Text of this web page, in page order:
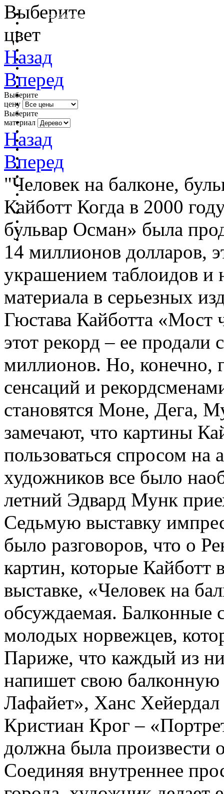
очистить фильтр цвета
Выберите
цвет
Назад
Вперед
Выберите
цену
Выберите
материал
Назад
Вперед
"Человек на балконе,
Кайботт Когда в 2000
бульвар Осман» была
14 миллионов долларов,
украшением таблоидов и
материала в серьезных
Гюстава Кайботта «Мост
этот рекорд – ее продали
миллионов. Но, конечно,
сенсаций и
становятся Моне, Дега,
замечают, что картины
пользоваться спросом
художников все было
летний Эдвард Мунк
Седьмую выставку
было разговоров, что о
картин, которые Кайботт
выставке, «Человек на
обсуждаемая. Балконные
молодых норвежцев,
Париже, что каждый из
напишет свою
Лафайет», Ханс
Кристиан Крог –
должна была произвести
Соединяя внутреннее